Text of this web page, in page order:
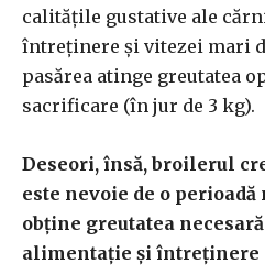
calitățile gustative ale
întreținere și vitezei mari
pasărea atinge greutatea
sacrificare (în jur de 3 kg).
Deseori, însă, broilerul
este nevoie de o
obține greutatea
alimentație și întreținere